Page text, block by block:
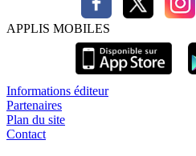
APPLIS MOBILES
Informations éditeur
Partenaires
Plan du site
Contact